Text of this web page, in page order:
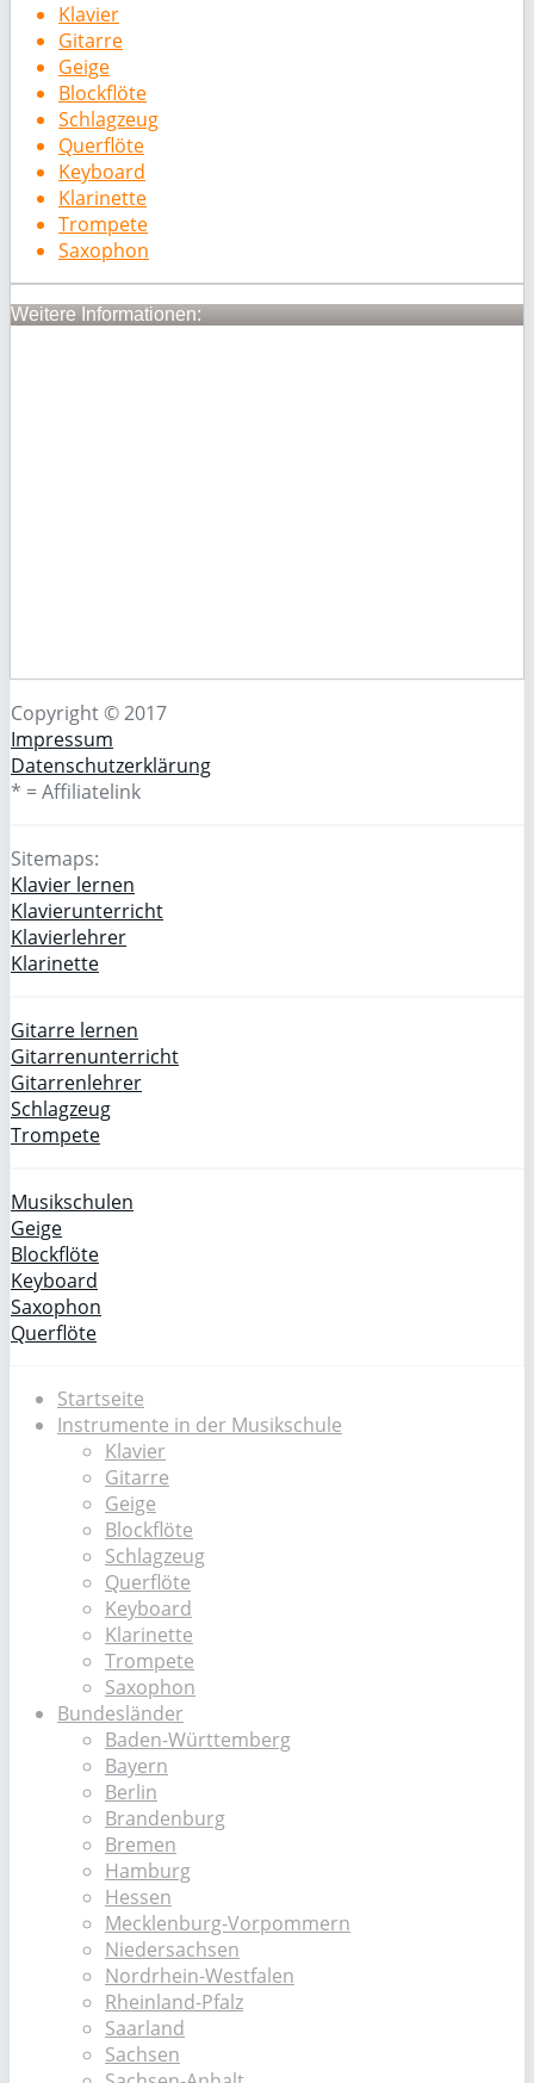
Klavier
Gitarre
Geige
Blockflöte
Schlagzeug
Querflöte
Keyboard
Klarinette
Trompete
Saxophon
Weitere Informationen:
Copyright © 2017
Impressum
Datenschutzerklärung
* = Affiliatelink
Sitemaps:
Klavier lernen
Klavierunterricht
Klavierlehrer
Klarinette
Gitarre lernen
Gitarrenunterricht
Gitarrenlehrer
Schlagzeug
Trompete
Musikschulen
Geige
Blockflöte
Keyboard
Saxophon
Querflöte
Startseite
Instrumente in der Musikschule
Klavier
Gitarre
Geige
Blockflöte
Schlagzeug
Querflöte
Keyboard
Klarinette
Trompete
Saxophon
Bundesländer
Baden-Württemberg
Bayern
Berlin
Brandenburg
Bremen
Hamburg
Hessen
Mecklenburg-Vorpommern
Niedersachsen
Nordrhein-Westfalen
Rheinland-Pfalz
Saarland
Sachsen